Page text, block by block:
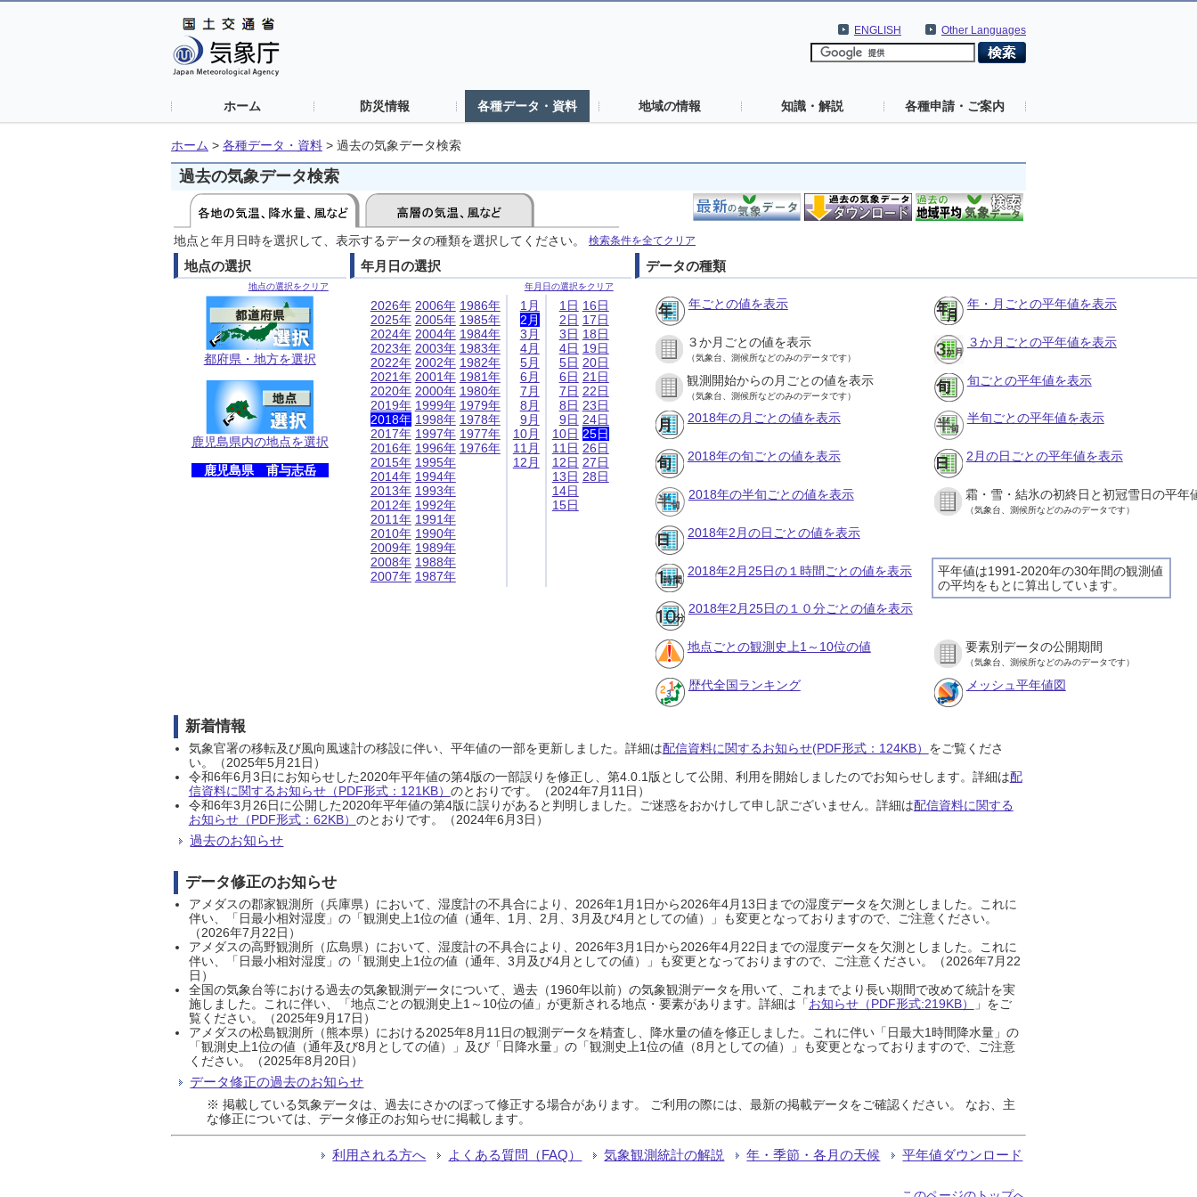
Other Languages
ENGLISH
ホーム 防災情報 各種データ・資料 地域の情報 知識・解説 各種申請・ご案内
ホーム > 各種データ・資料 > 過去の気象データ検索
過去の気象データ検索
地点と年月日時を選択して、表示するデータの種類を選択してください。 検索条件を全てクリア
地点の選択
地点の選択をクリア
都府県・地方を選択
鹿児島県内の地点を選択
鹿児島県 甫与志岳
年月日の選択
年月日の選択をクリア
2026年
2025年
2024年
2023年
2022年
2021年
2020年
2019年
2018年
2017年
2016年
2015年
2014年
2013年
2012年
2011年
2010年
2009年
2008年
2007年
2006年
2005年
2004年
2003年
2002年
2001年
2000年
1999年
1998年
1997年
1996年
1995年
1994年
1993年
1992年
1991年
1990年
1989年
1988年
1987年
1986年
1985年
1984年
1983年
1982年
1981年
1980年
1979年
1978年
1977年
1976年
1月
2月
3月
4月
5月
6月
7月
8月
9月
10月
11月
12月
1日
2日
3日
4日
5日
6日
7日
8日
9日
10日
11日
12日
13日
14日
15日
16日
17日
18日
19日
20日
21日
22日
23日
24日
25日
26日
27日
28日
データの種類
年ごとの値を表示 年・月ごとの平年値を表示
３か月ごとの値を表示
（気象台、測候所などのみのデータです）
３か月ごとの平年値を表示
観測開始からの月ごとの値を表示
（気象台、測候所などのみのデータです）
旬ごとの平年値を表示
2018年の月ごとの値を表示 半旬ごとの平年値を表示
2018年の旬ごとの値を表示 2月の日ごとの平年値を表示
2018年の半旬ごとの値を表示 霜・雪・結氷の初終日と初冠雪日の平年
（気象台、測候所などのみのデータです）
2018年2月の日ごとの値を表示
平年値は1991-2020年の30年間の観測値
の平均をもとに算出しています。
2018年2月25日の１時間ごとの値を表示
2018年2月25日の１０分ごとの値を表示
地点ごとの観測史上1～10位の値 要素別データの公開期間
（気象台、測候所などのみのデータです）
歴代全国ランキング メッシュ平年値図
新着情報
気象官署の移転及び風向風速計の移設に伴い、平年値の一部を更新しました。詳細は配信資料に関するお知らせ(PDF形式：124KB） をご覧くださ
い。（2025年5月21日）
令和6年6月3日にお知らせした2020年平年値の第4版の一部誤りを修正し、第4.0.1版として公開、利用を開始しましたのでお知らせします。詳細は配
信資料に関するお知らせ（PDF形式：121KB） のとおりです。（2024年7月11日）
令和6年3月26日に公開した2020年平年値の第4版に誤りがあると判明しました。ご迷惑をおかけして申し訳ございません。詳細は配信資料に関する
お知らせ（PDF形式：62KB） のとおりです。（2024年6月3日）
過去のお知らせ
データ修正のお知らせ
アメダスの郡家観測所（兵庫県）において、湿度計の不具合により、2026年1月1日から2026年4月13日までの湿度データを欠測としました。これに
伴い、「日最小相対湿度」の「観測史上1位の値（通年、1月、2月、3月及び4月としての値）」も変更となっておりますので、ご注意ください。
（2026年7月22日）
アメダスの高野観測所（広島県）において、湿度計の不具合により、2026年3月1日から2026年4月22日までの湿度データを欠測としました。これに
伴い、「日最小相対湿度」の「観測史上1位の値（通年、3月及び4月としての値）」も変更となっておりますので、ご注意ください。（2026年7月22
日）
全国の気象台等における過去の気象観測データについて、過去（1960年以前）の気象観測データを用いて、これまでより長い期間で改めて統計を実
施しました。これに伴い、「地点ごとの観測史上1～10位の値」が更新される地点・要素があります。詳細は「お知らせ（PDF形式:219KB）
」をご
覧ください。（2025年9月17日）
アメダスの松島観測所（熊本県）における2025年8月11日の観測データを精査し、降水量の値を修正しました。これに伴い「日最大1時間降水量」の
「観測史上1位の値（通年及び8月としての値）」及び「日降水量」の「観測史上1位の値（8月としての値）」も変更となっておりますので、ご注意
ください。（2025年8月20日）
データ修正の過去のお知らせ
※ 掲載している気象データは、過去にさかのぼって修正する場合があります。 ご利用の際には、最新の掲載データをご確認ください。 なお、主
な修正については、データ修正のお知らせに掲載します。
利用される方へ よくある質問（FAQ） 気象観測統計の解説 年・季節・各月の天候 平年値ダウンロード